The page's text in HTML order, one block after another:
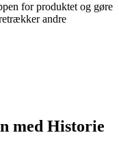
for produktet og gøre
andre
med Historie